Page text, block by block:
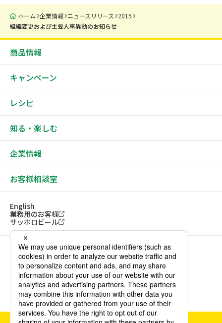
ホーム 企業情報 ニュースリリース
2015
組織変更および主要人事異動のお知らせ
商品情報
キャンペーン
レシピ
知る・楽しむ
企業情報
お客様相談室
English
業務用のお客様
サッポロビール
ソーシャルメディアアカウント一覧